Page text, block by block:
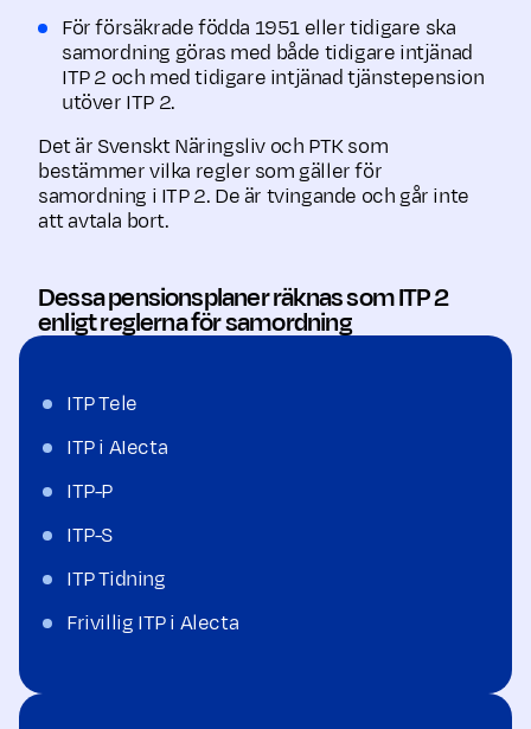
För försäkrade födda 1951 eller tidigare ska
samordning göras med både tidigare intjänad
ITP 2 och med tidigare intjänad tjänstepension
utöver ITP 2.
Det är Svenskt Näringsliv och PTK som
bestämmer vilka regler som gäller för
samordning i ITP 2. De är tvingande och går inte
att avtala bort.
Dessa pensionsplaner räknas som ITP 2
enligt reglerna för samordning
ITP Tele
ITP i AIecta
ITP-P
ITP-S
ITP Tidning
Frivillig ITP i Alecta